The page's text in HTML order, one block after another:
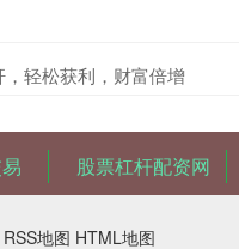
轻松获利，财富倍增
股票杠杆配资网
RSS地图 HTML地图